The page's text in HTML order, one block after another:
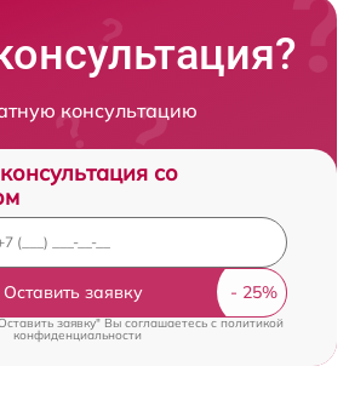
консультацию
со
Оставить заявку
заявку" Вы соглашаетесь cполитикой
конфиденциальности